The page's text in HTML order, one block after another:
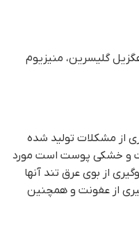
الکل، اتیل هگزیل گلیسرین، منیزیوم
از مشکلات تولید شده
و خشکی پوست است مورد
از بوی عرق تند آنها
از عفونت و همچنین